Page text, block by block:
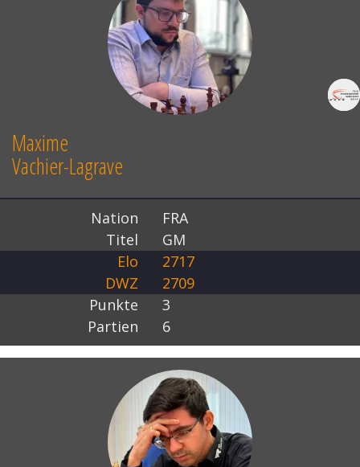
Maxime
Vachier-Lagrave
Nation
FRA
Titel
GM
Elo
2717
DWZ
2709
Punkte
3
Partien
6